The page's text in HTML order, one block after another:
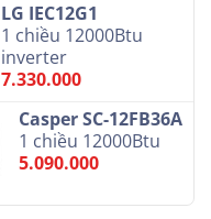
LG IEC12G1
1 chiều 12000Btu
inverter
7.330.000
Casper SC-12FB36A
1 chiều 12000Btu
5.090.000